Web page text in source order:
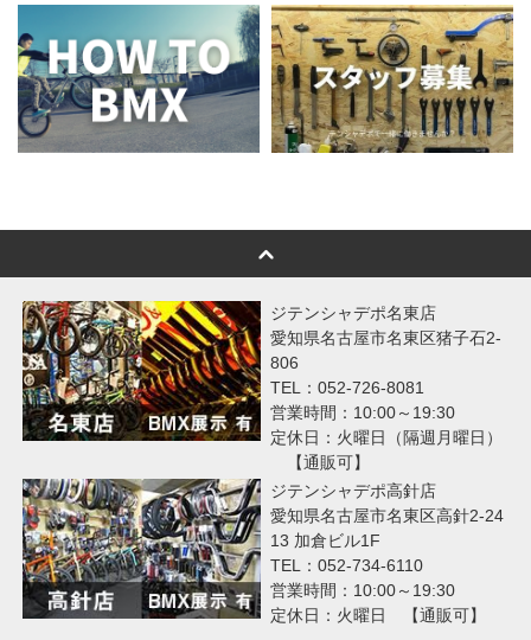
ジテンシャデポ名東店
愛知県名古屋市名東区猪子石2-
806
TEL：052-726-8081
営業時間：10:00～19:30
定休日：火曜日（隔週月曜日）
【通販可】
ジテンシャデポ高針店
愛知県名古屋市名東区高針2-24
13 加倉ビル1F
TEL：052-734-6110
営業時間：10:00～19:30
定休日：火曜日 【通販可】